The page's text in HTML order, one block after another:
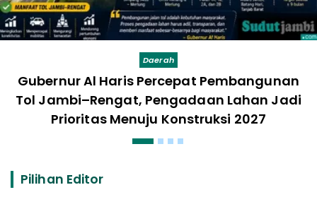
Daerah
Gubernur Al Haris Percepat Pembangunan
Tol Jambi–Rengat, Pengadaan Lahan Jadi
Prioritas Menuju Konstruksi 2027
Pilihan Editor